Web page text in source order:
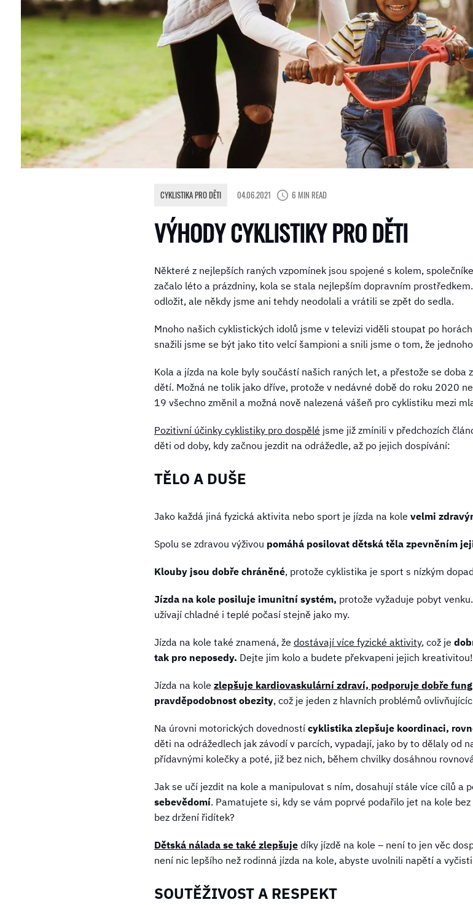
VÝHODY CYKLISTIKY PRO DĚTI
CYKLISTIKA PRO DĚTI 04.06.2021 6 MIN READ
Některé z nejlepších raných vzpomínek jsou spojené s kolem,
začalo léto a prázdniny, kola se stala nejlepším dopravním
odložit, ale někdy jsme ani tehdy neodolali a vrátili se zpět do sedla.
Mnoho našich cyklistických idolů jsme v televizi viděli stoupat po
snažili jsme se být jako tito velcí šampioni a snili jsme o tom, že
Kola a jízda na kole byly součástí našich raných let, a přestože se
dětí. Možná ne tolik jako dříve, protože v nedávné době do roku 2020
19 všechno změnil a možná nově nalezená vášeň pro cyklistiku mezi
Pozitivní účinky cyklistiky pro dospělé jsme již zmínili v předchozích
děti od doby, kdy začnou jezdit na odrážedle, až po jejich dospívání:
TĚLO A DUŠE
Jako každá jiná fyzická aktivita nebo sport je jízda na kole velmi
Spolu se zdravou výživou pomáhá posilovat dětská těla zpevněním
Klouby jsou dobře chráněné, protože cyklistika je sport s nízkým
Jízda na kole posiluje imunitní systém, protože vyžaduje pobyt
užívají chladné i teplé počasí stejně jako my.
Jízda na kole také znamená, že dostávají více fyzické aktivity, což je
tak pro neposedy. Dejte jim kolo a budete překvapeni jejich kreativitou!
Jízda na kole zlepšuje kardiovaskulární zdraví, podporuje dobře
pravděpodobnost obezity, což je jeden z hlavních problémů
Na úrovni motorických dovednostícyklistika zlepšuje koordinaci,
děti na odrážedlech jak závodí v parcích, vypadají, jako by to dělaly od
přídavnými kolečky a poté, již bez nich, během chvilky dosáhnou
Jak se učí jezdit na kole a manipulovat s ním, dosahují stále více cílů a
sebevědomí. Pamatujete si, kdy se vám poprvé podařilo jet na kole
bez držení řidítek?
Dětská nálada se také zlepšujedíky jízdě na kole – není to jen věc
není nic lepšího než rodinná jízda na kole, abyste uvolnili napětí a
SOUTĚŽIVOST A RESPEKT